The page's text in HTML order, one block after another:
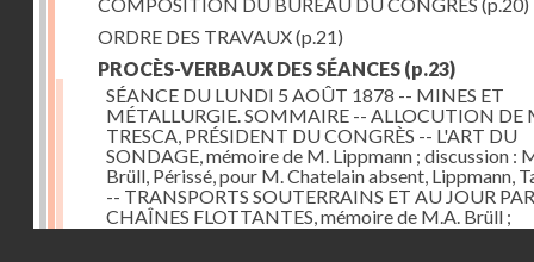
ORDRE DES TRAVAUX(p.21)
PROCÈS-VERBAUX DES SÉANCES (p.23)
SÉANCE DU LUNDI 5 AOÛT 1878 -- MINES ET
MÉTALLURGIE. SOMMAIRE -- ALLOCUTION DE
TRESCA, PRÉSIDENT DU CONGRÈS -- L'ART DU
SONDAGE, mémoire de M. Lippmann ; discussion :
Brüll, Périssé, pour M. Chatelain absent, Lippmann,
-- TRANSPORTS SOUTERRAINS ET AU JOUR PAR
CHAÎNES FLOTTANTES, mémoire de M.A. Brüll ;
observations de M. Mékarsky(p.23)